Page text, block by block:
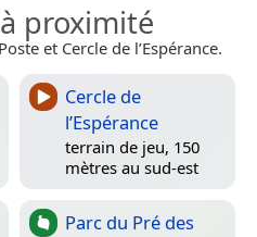
proximité
et Cercle de l’Espérance.
Cercle de
l’Espérance
terrain de jeu, 150
mètres au sud-est
Parc du Pré des